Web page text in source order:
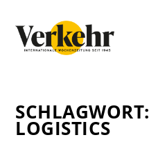
SCHLAGWORT:
LOGISTICS